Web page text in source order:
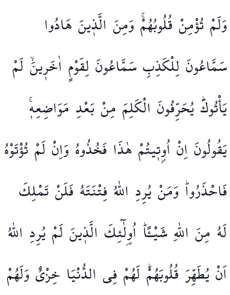
وَلَمْتُؤْمِنْ قُلُوبُهُمْۚوَمِنَ الَّذ۪ينَ هَادُوا
سَمَّاعُونَلِلْكَذِبِسَمَّاعُونَلِقَوْمٍ اٰخَر۪ينَۙلَمْ
يَأْتُوكَۜيُحَرِّفُونَ الْكَلِمَ مِنْبَعْدِ مَوَاضِعِه۪ۚ
يَقُولُونَاِنْ اُو۫ت۪يتُمْ هٰذَا فَخُذُوهُ وَاِنْلَمْتُؤْتَوْهُ
فَاحْذَرُواۜ وَمَنْيُرِدِ اللّٰهُفِتْنَتَهُ فَلَنْتَمْلِكَ
لَهُ مِنَ اللّٰهِشَيْـًٔاۜ اُو۬لٰٓئِكَ الَّذ۪ينَلَمْيُرِدِ اللّٰهُ
اَنْيُطَهِّرَ قُلُوبَهُمْۜلَهُمْفِي الدُّنْيَا خِزْيٌوَلَهُمْ